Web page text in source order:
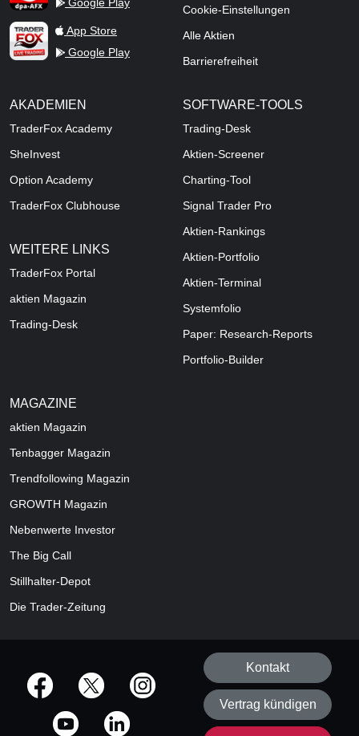
TraderFox Live Trading
App Store
Google Play
Cookie-Einstellungen
Alle Aktien
Barrierefreiheit
AKADEMIEN
TraderFox Academy
SheInvest
Option Academy
TraderFox Clubhouse
WEITERE LINKS
TraderFox Portal
aktien Magazin
Trading-Desk
SOFTWARE-TOOLS
Trading-Desk
Aktien-Screener
Charting-Tool
Signal Trader Pro
Aktien-Rankings
Aktien-Portfolio
Aktien-Terminal
Systemfolio
Paper: Research-Reports
Portfolio-Builder
MAGAZINE
aktien Magazin
Tenbagger Magazin
Trendfollowing Magazin
GROWTH Magazin
Nebenwerte Investor
The Big Call
Stillhalter-Depot
Die Trader-Zeitung
offizielle Social Media-Accounts
Kontakt
Vertrag kündigen